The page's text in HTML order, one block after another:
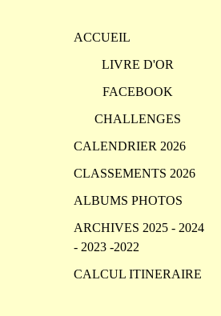
ACCUEIL
LIVRE D'OR
FACEBOOK
CHALLENGES
CALENDRIER 2026
CLASSEMENTS 2026
ALBUMS PHOTOS
ARCHIVES 2025 - 2024
- 2023 -2022
CALCUL ITINERAIRE